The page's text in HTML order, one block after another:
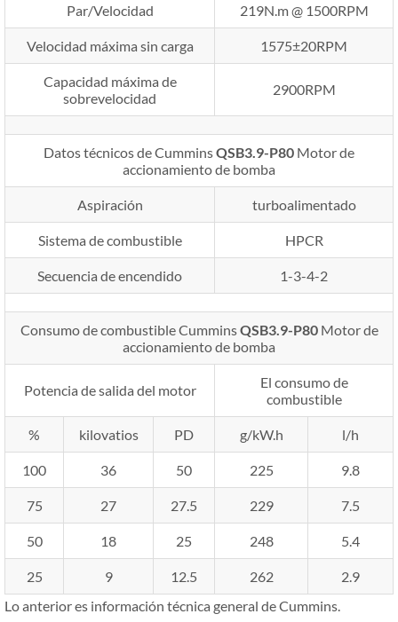
Par/Velocidad 219N.m @ 1500RPM
Velocidad máxima sin carga 1575±20RPM
Capacidad máxima de
sobrevelocidad
2900RPM
Datos técnicos de CumminsQSB3.9-P80 Motor de
accionamiento de bomba
Aspiración turboalimentado
Sistema de combustible HPCR
Secuencia de encendido 1-3-4-2
Consumo de combustible CumminsQSB3.9-P80 Motor de
accionamiento de bomba
Potencia de salida del motor
El consumo de
combustible
% kilovatios PD g/kW.h l/h
100 36 50 225 9.8
75 27 27.5 229 7.5
50 18 25 248 5.4
25 9 12.5 262
2.9
Lo anterior es información técnica general de Cummins.